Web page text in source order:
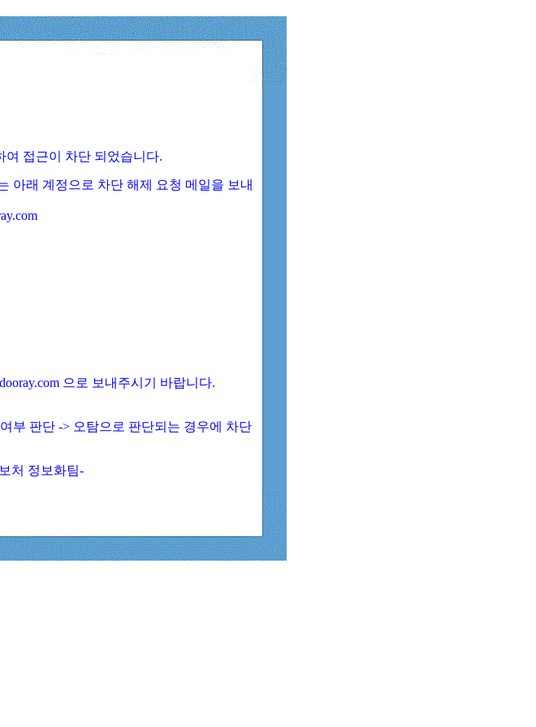
접근이 차단 되었습니다.
아래 계정으로 차단 해제 요청 메일을 보내
으로 보내주시기 바랍니다.
부 판단 -> 오탐으로 판단되는 경우에 차단
처 정보화팀-